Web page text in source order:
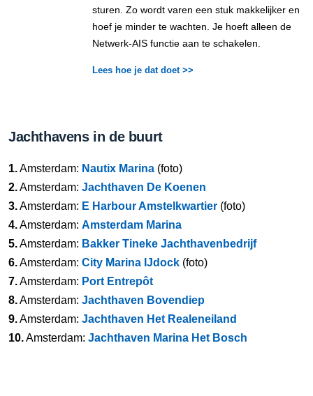
sturen. Zo wordt varen een stuk makkelijker en
hoef je minder te wachten. Je hoeft alleen de
Netwerk-AIS functie aan te schakelen.
Lees hoe je dat doet >>
Jachthavens in de buurt
1.Amsterdam: Nautix Marina (foto)
2.Amsterdam: Jachthaven De Koenen
3.Amsterdam: E Harbour Amstelkwartier (foto)
4.Amsterdam: Amsterdam Marina
5.Amsterdam: Bakker Tineke Jachthavenbedrijf
6.Amsterdam: City Marina IJdock (foto)
7.Amsterdam: Port Entrepôt
8.Amsterdam: Jachthaven Bovendiep
9.Amsterdam: Jachthaven Het Realeneiland
10.Amsterdam: Jachthaven Marina Het Bosch